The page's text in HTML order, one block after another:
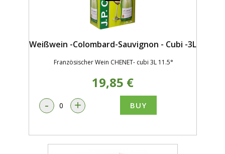
Weißwein -Colombard-Sauvignon - Cubi -3L
Französischer Wein CHENET- cubi 3L 11.5°
19,85 €
- + BUY